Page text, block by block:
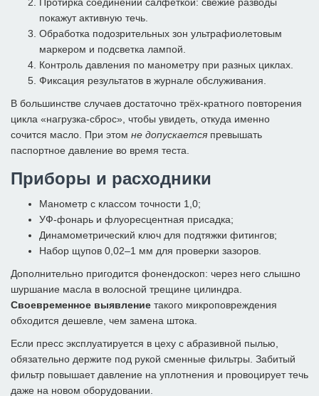
покажут активную течь.
Обработка подозрительных зон ультрафиолетовым
маркером и подсветка лампой.
Контроль давления по манометру при разных циклах.
Фиксация результатов в журнале обслуживания.
В большинстве случаев достаточно трёх-кратного повторения
цикла «нагрузка-сброс», чтобы увидеть, откуда именно
сочится масло. При этом не допускается превышать
паспортное давление во время теста.
Приборы и расходники
Манометр с классом точности 1,0;
УФ-фонарь и флуоресцентная присадка;
Динамометрический ключ для подтяжки фитингов;
Набор щупов 0,02–1 мм для проверки зазоров.
Дополнительно пригодится фонендоскоп: через него слышно
шуршание масла в волосной трещине цилиндра.
Своевременное выявление такого микроповреждения
обходится дешевле, чем замена штока.
Если пресс эксплуатируется в цеху с абразивной пылью,
обязательно держите под рукой сменные фильтры. Забитый
фильтр повышает давление на уплотнения и провоцирует течь
даже на новом оборудовании.